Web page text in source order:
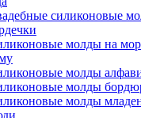
силиконовые
молды на
молды
молды
молды